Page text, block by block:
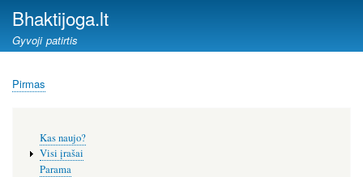
Bhaktijoga.lt
Gyvoji patirtis
Kelias
Pirmas
meniu
Kas naujo?
Visi įrašai
Parama